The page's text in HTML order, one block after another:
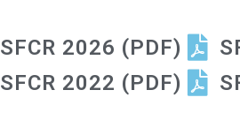
SFCR 2026 (PDF)
SFCR 2022 (PDF)